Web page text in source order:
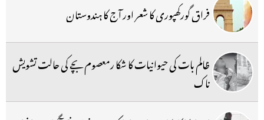
فراق گورکھپوری کا شعر اور آج کا ہندوستان
ظالم بات کی حیوانیات کا شکا رمعصوم بچے کی حالت تشویش
ناک